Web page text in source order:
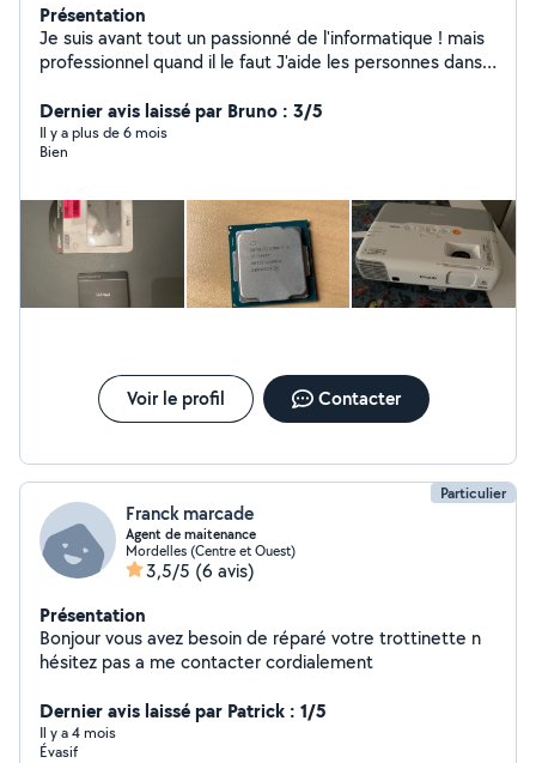
Présentation
Je suis avant tout un passionné de l'informatique ! mais
professionnel quand il le faut J'aide les personnes dans
dans leur démarche. - Informatique - Assistance -
Dépannage - Cour et formation Une demande, un
conseil ou même un avis constructif je prend A mes
Cordialement Tristan D
Dernier avis laissé par Bruno : 3/5
Il y a plus de 6 mois
Bien
Voir le profil Contacter
Particulier
Franck marcade
Agent de maitenance
Mordelles (Centre et Ouest)
3,5/5 (6 avis)
Présentation
Bonjour vous avez besoin de réparé votre trottinette n
hésitez pas a me contacter cordialement
Dernier avis laissé par Patrick : 1/5
Il y a 4 mois
Évasif